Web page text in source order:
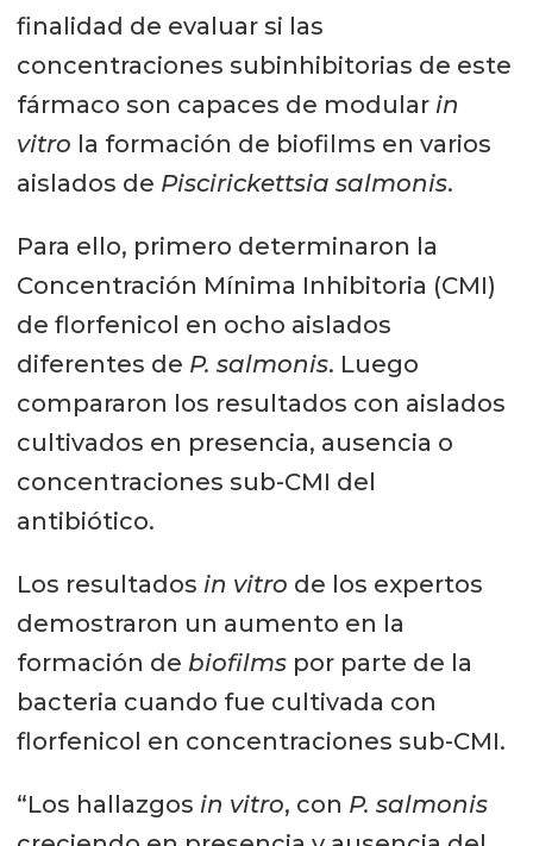
finalidad de evaluar si las
concentraciones subinhibitorias de este
fármaco son capaces de modular in
vitro la formación de biofilms en varios
aislados de Piscirickettsia salmonis.
Para ello, primero determinaron la
Concentración Mínima Inhibitoria (CMI)
de florfenicol en ocho aislados
diferentes de P. salmonis. Luego
compararon los resultados con aislados
cultivados en presencia, ausencia o
concentraciones sub-CMI del
antibiótico.
Los resultados in vitro de los expertos
demostraron un aumento en la
formación de biofilmspor parte de la
bacteria cuando fue cultivada con
florfenicol en concentraciones sub-CMI.
“Los hallazgos in vitro, con P. salmonis